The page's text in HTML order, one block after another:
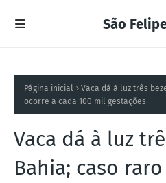
São
Página inicial
Vaca dá à luz três
ocorre a cada 100 mil gestações
Vaca dá à luz
Bahia; caso